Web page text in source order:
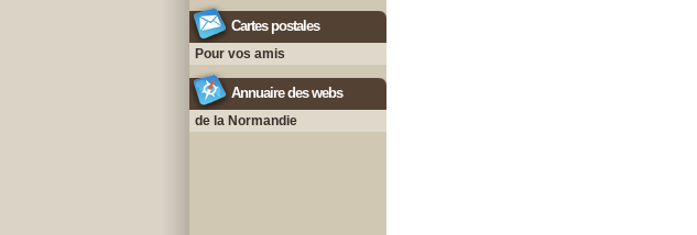
Cartes postales
Pour vos amis
Annuaire des webs
de la Normandie